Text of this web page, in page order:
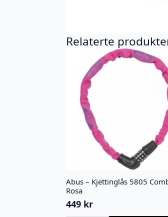
Relaterte
Abus – Kjettinglås 5805
Rosa
449 kr